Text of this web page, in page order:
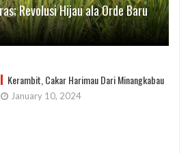
Revolusi Hijau ala Orde Baru
Kerambit, Cakar Harimau Dari Minangkabau
January 10, 2024